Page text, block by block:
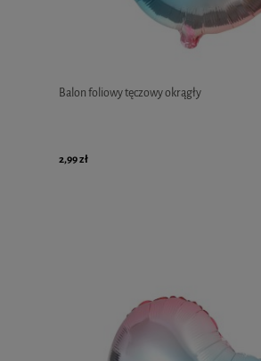
Balon foliowy tęczowy okrągły
2,99 zł